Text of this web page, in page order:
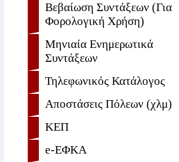
Βεβαίωση Συντάξεων (Για
Φορολογική Χρήση)
Μηνιαία Ενημερωτικά
Συντάξεων
Τηλεφωνικός Κατάλογος
Αποστάσεις Πόλεων (χλμ)
ΚΕΠ
e-ΕΦKA